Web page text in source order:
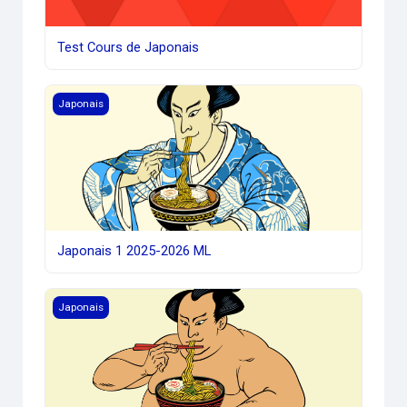
Test Cours de Japonais
Japonais 1 2025-2026 ML
Japonais
Japonais 1 2025-2026 ML
Japonais 2 2025-2026 ML
Japonais